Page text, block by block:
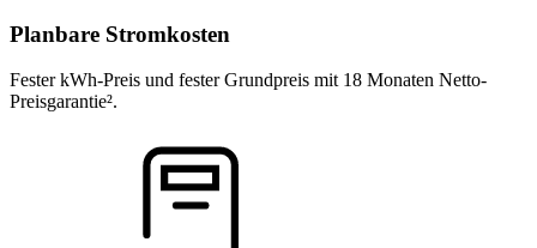
Planbare Stromkosten
Fester kWh-Preis und fester Grundpreis mit 18 Monaten Netto-
Preisgarantie².